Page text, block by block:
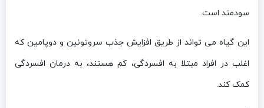
سودمند است.
این گیاه می تواند از طریق افزایش جذب سروتونین و دوپامین که
اغلب در افراد مبتلا به افسردگی، کم هستند، به درمان افسردگی
کمک کند.